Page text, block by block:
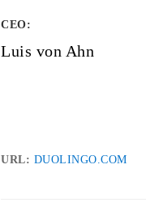
CEO:
Luis von Ahn
URL: DUOLINGO.COM